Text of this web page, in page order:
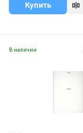
Купить
В наличии